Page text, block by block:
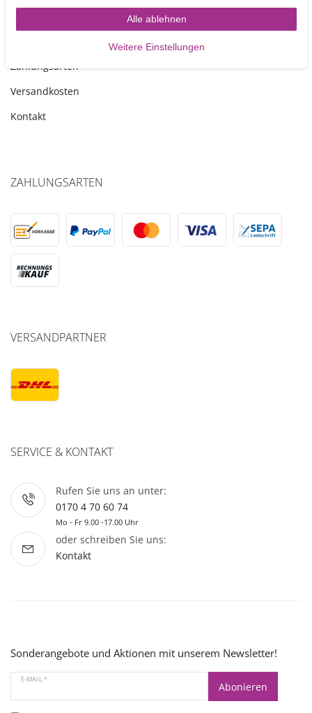
Zahlungsarten
Versandkosten
Kontakt
ZAHLUNGSARTEN
VERSANDPARTNER
SERVICE & KONTAKT
Rufen Sie uns an unter:
0170 4 70 60 74
Mo - Fr 9.00 -17.00 Uhr
oder schreiben Sie uns:
Kontakt
Sonderangebote und Aktionen mit unserem Newsletter!
E-MAIL *
Abonieren
Alle ablehnen
Weitere Einstellungen